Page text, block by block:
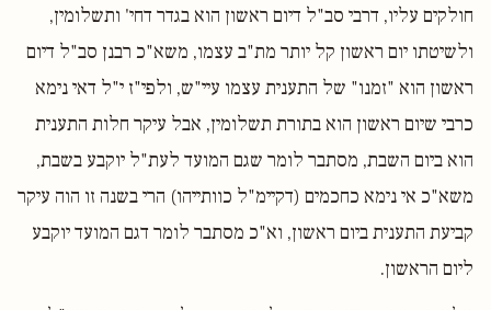
חולקים עליו, דרבי סב"ל דיום ראשון הוא בגדר דחי' ותשלומין,
ולשיטתו יום ראשון קל יותר מת"ב עצמו, משא"כ רבנן סב"ל דיום
ראשון הוא "זמנו" של התענית עצמו עיי"ש, ולפי"ז י"ל דאי נימא
כרבי שיום ראשון הוא בתורת תשלומין, אבל עיקר חלות התענית
הוא ביום השבת, מסתבר לומר שגם המועד לעת"ל יוקבע בשבת,
משא"כ אי נימא כחכמים (דקיימ"ל כוותייהו) הרי בשנה זו הוה עיקר
קביעת התענית ביום ראשון, וא"כ מסתבר לומר דגם המועד יוקבע
ליום הראשון.